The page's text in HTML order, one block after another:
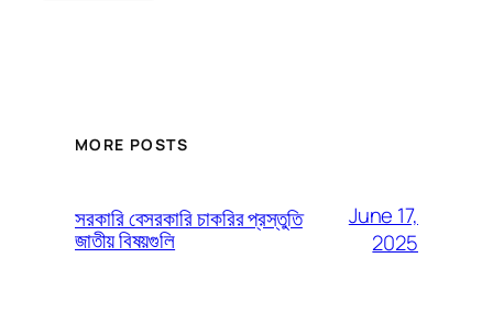
MORE POSTS
সরকারি বেসরকারি চাকরির প্রস্তুতি
জাতীয় বিষয়গুলি
June 17,
2025